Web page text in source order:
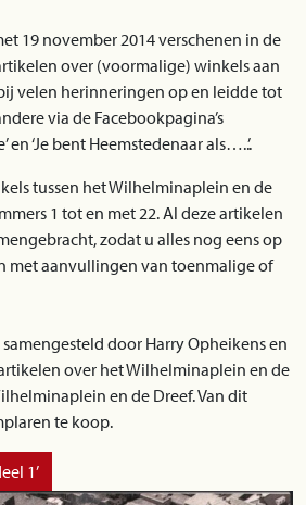
19 november 2014 verschenen in de
over (voormalige) winkels aan
velen herinneringen op en leidde tot
via de Facebookpagina’s
en ‘Je bent Heemstedenaar als…..’.
tussen het Wilhelminaplein en de
1 tot en met 22. Al deze artikelen
zodat u alles nog eens op
met aanvullingen van toenmalige of
samengesteld door Harry Opheikens en
over het Wilhelminaplein en de
en de Dreef. Van dit
te koop.
1’